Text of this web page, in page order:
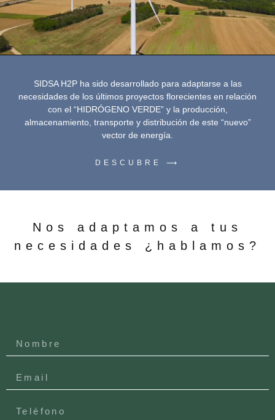
SIDSA H2P ha sido desarrollado para adaptarse a las
necesidades de los últimos proyectos florecientes en relación
con el “HIDRÓGENO VERDE” y la producción,
almacenamiento, transporte y distribución de este “nuevo”
vector de energía.
DESCUBRE ⟶
Nos adaptamos a tus
necesidades ¿hablamos?